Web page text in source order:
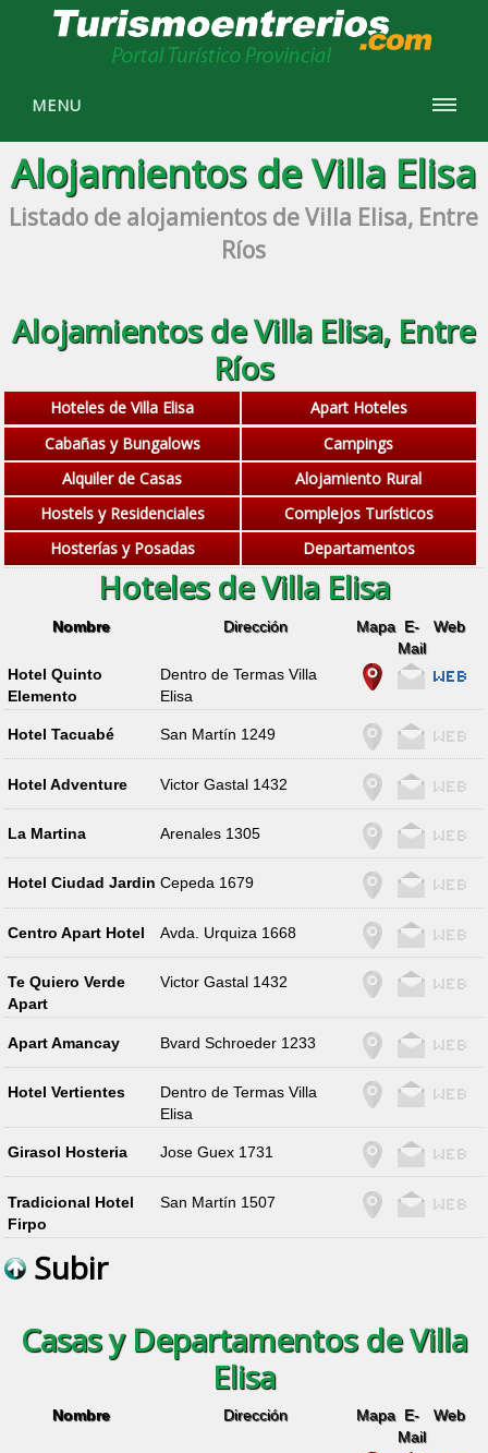
MENU
Alojamientos de Villa Elisa
Listado de alojamientos de Villa Elisa, Entre
Ríos
Alojamientos de Villa Elisa, Entre
Ríos
Hoteles de Villa Elisa
Apart Hoteles
Cabañas y Bungalows
Campings
Alquiler de Casas
Alojamiento Rural
Hostels y Residenciales
Complejos Turísticos
Hosterías y Posadas
Departamentos
Hoteles de Villa Elisa
Nombre Dirección Mapa E-
Mail
Web
Hotel Quinto
Elemento
Dentro de Termas Villa
Elisa
Hotel Tacuabé San Martín 1249
Hotel Adventure Victor Gastal 1432
La Martina Arenales 1305
Hotel Ciudad Jardin Cepeda 1679
Centro Apart Hotel Avda. Urquiza 1668
Te Quiero Verde
Apart
Victor Gastal 1432
Apart Amancay Bvard Schroeder 1233
Hotel Vertientes
Dentro de Termas Villa
Elisa
Girasol Hosteria Jose Guex 1731
Tradicional Hotel
Firpo
San Martín 1507
Subir
Casas y Departamentos de Villa
Elisa
Nombre Dirección Mapa E-
Mail
Web